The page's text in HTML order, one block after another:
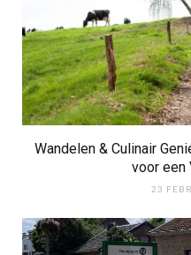
Wandelen & Culinair
voor een
23